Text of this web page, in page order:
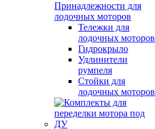
Принадлежности для
лодочных моторов
Тележки для
лодочных моторов
Гидрокрыло
Удлинители
румпеля
Стойки для
лодочных моторов